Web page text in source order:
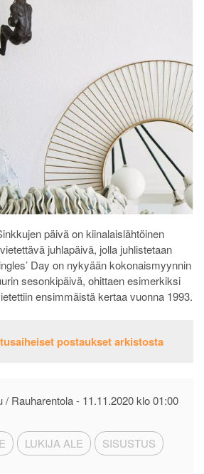
päivä on kiinalaislähtöinen
juhlapäivä, jolla juhlistetaan
Day on nykyään kokonaismyynnin
sesonkipäivä, ohittaen esimerkiksi
ensimmäistä kertaa vuonna 1993.
postaukset arkistosta
/ Rauharentola - 11.11.2020 klo 01:00
LUKIJA ALE SISUSTUS